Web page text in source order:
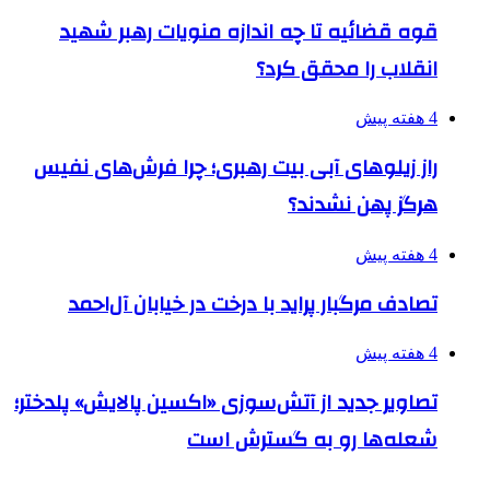
قوه قضائیه تا چه اندازه منویات رهبر شهید
انقلاب را محقق کرد؟
4 هفته پیش
راز زیلوهای آبی بیت رهبری؛ چرا فرش‌های نفیس
هرگز پهن نشدند؟
4 هفته پیش
تصادف مرگبار پراید با درخت در خیابان آل‌احمد
4 هفته پیش
تصاویر جدید از آتش‌سوزی «اکسین پالایش» پلدختر؛
شعله‌ها رو به گسترش است